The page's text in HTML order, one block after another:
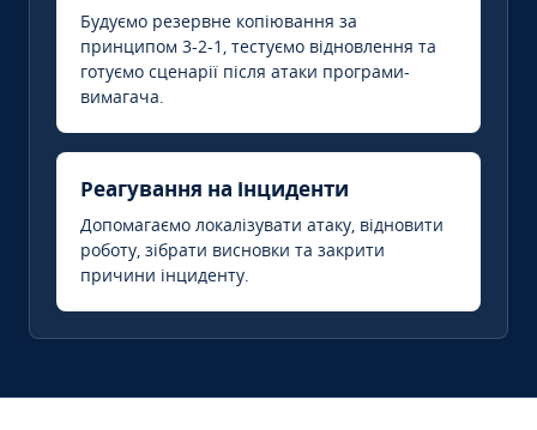
Будуємо резервне копіювання за
принципом 3-2-1, тестуємо відновлення та
готуємо сценарії після атаки програми-
вимагача.
Реагування на інциденти
Допомагаємо локалізувати атаку, відновити
роботу, зібрати висновки та закрити
причини інциденту.